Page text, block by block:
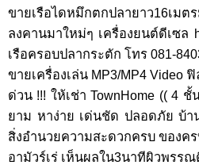
ขายเรือไดหมึกตกปลายาว16เม
ลงคานมาใหม่ๆ เครื่องยนต์ดีเซล
เรือครอบปลากระตัก โทร 081-
ขายเครื่องเล่น MP3/MP4 Video
ด่วน !!! ให้เช่า TownHome (( 4
ยาม หาง่าย เด่นชัด ปลอดภัย บ้
สิ่งอำนวยความสะดวกครบ ของคร
อามัวร์เร่ เห็นผลใน3นาทีผิวพรร